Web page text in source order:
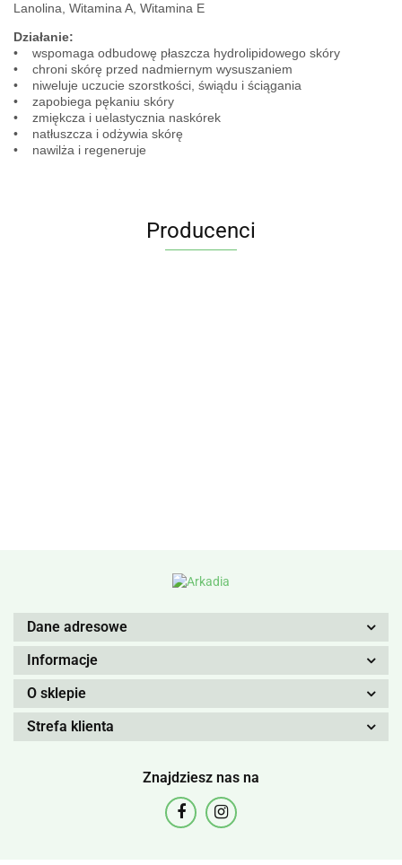
Lanolina, Witamina A, Witamina E
Działanie:
• wspomaga odbudowę płaszcza hydrolipidowego skóry
• chroni skórę przed nadmiernym wysuszaniem
• niweluje uczucie szorstkości, świądu i ściągania
• zapobiega pękaniu skóry
• zmiękcza i uelastycznia naskórek
• natłuszcza i odżywia skórę
• nawilża i regeneruje
Producenci
Dane adresowe
Informacje
O sklepie
Strefa klienta
Znajdziesz nas na